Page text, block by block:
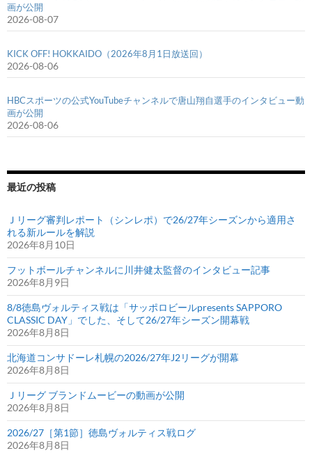
画が公開
2026-08-07
KICK OFF! HOKKAIDO（2026年8月1日放送回）
2026-08-06
HBCスポーツの公式YouTubeチャンネルで唐山翔自選手のインタビュー動
画が公開
2026-08-06
最近の投稿
Ｊリーグ審判レポート（シンレポ）で26/27年シーズンから適用さ
れる新ルールを解説
2026年8月10日
フットボールチャンネルに川井健太監督のインタビュー記事
2026年8月9日
8/8徳島ヴォルティス戦は「サッポロビールpresents SAPPORO
CLASSIC DAY」でした、そして26/27年シーズン開幕戦
2026年8月8日
北海道コンサドーレ札幌の2026/27年J2リーグが開幕
2026年8月8日
Ｊリーグ ブランドムービーの動画が公開
2026年8月8日
2026/27［第1節］徳島ヴォルティス戦ログ
2026年8月8日